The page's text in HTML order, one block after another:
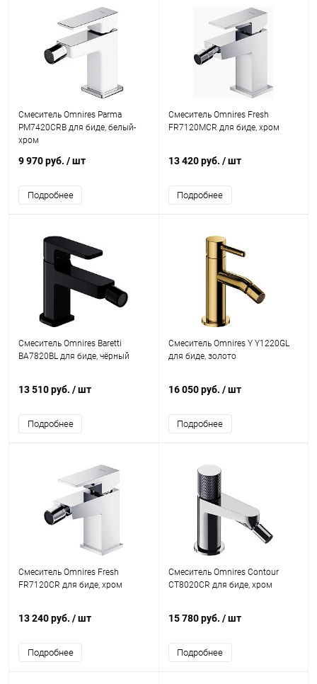
Смеситель Omnires Parma
PM7420CRB для биде, белый-
хром
9 970 руб. / шт
Подробнее
Смеситель Omnires Fresh
FR7120MCR для биде, хром
13 420 руб. / шт
Подробнее
Смеситель Omnires Baretti
BA7820BL для биде, чёрный
13 510 руб. / шт
Подробнее
Смеситель Omnires Y Y1220GL
для биде, золото
16 050 руб. / шт
Подробнее
Смеситель Omnires Fresh
FR7120CR для биде, хром
13 240 руб. / шт
Подробнее
Смеситель Omnires Contour
CT8020CR для биде, хром
15 780 руб. / шт
Подробнее